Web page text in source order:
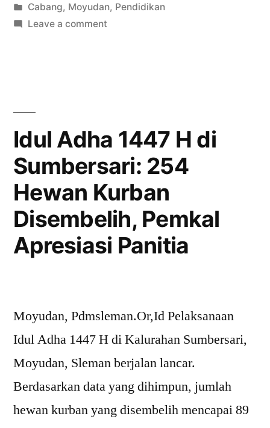
Cabang, Moyudan, Pendidikan
Leave a comment
Idul Adha 1447 H di
Sumbersari: 254
Hewan Kurban
Disembelih, Pemkal
Apresiasi Panitia
Moyudan, Pdmsleman.Or,Id Pelaksanaan
Idul Adha 1447 H di Kalurahan Sumbersari,
Moyudan, Sleman berjalan lancar.
Berdasarkan data yang dihimpun, jumlah
hewan kurban yang disembelih mencapai 89